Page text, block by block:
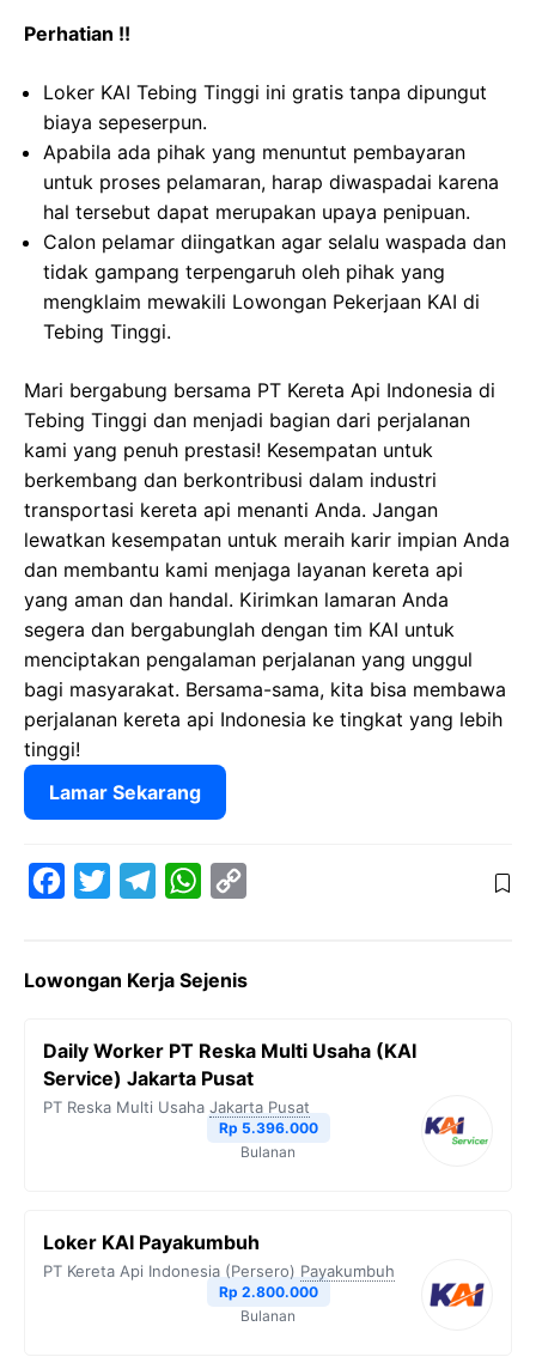
Perhatian !!
Loker KAI Tebing Tinggi ini gratis tanpa dipungut
biaya sepeserpun.
Apabila ada pihak yang menuntut pembayaran
untuk proses pelamaran, harap diwaspadai karena
hal tersebut dapat merupakan upaya penipuan.
Calon pelamar diingatkan agar selalu waspada dan
tidak gampang terpengaruh oleh pihak yang
mengklaim mewakili Lowongan Pekerjaan KAI di
Tebing Tinggi.
Mari bergabung bersama PT Kereta Api Indonesia di
Tebing Tinggi dan menjadi bagian dari perjalanan
kami yang penuh prestasi! Kesempatan untuk
berkembang dan berkontribusi dalam industri
transportasi kereta api menanti Anda. Jangan
lewatkan kesempatan untuk meraih karir impian Anda
dan membantu kami menjaga layanan kereta api
yang aman dan handal. Kirimkan lamaran Anda
segera dan bergabunglah dengan tim KAI untuk
menciptakan pengalaman perjalanan yang unggul
bagi masyarakat. Bersama-sama, kita bisa membawa
perjalanan kereta api Indonesia ke tingkat yang lebih
tinggi!
Lamar Sekarang
e
o
o
t
e
r
e
r
a
W
t
A
y
i
n
k
Lowongan Kerja Sejenis
Daily Worker PT Reska Multi Usaha (KAI
Service) Jakarta Pusat
PT Reska Multi Usaha Jakarta Pusat
Rp 5.396.000
Bulanan
Loker KAI Payakumbuh
PT Kereta Api Indonesia (Persero) Payakumbuh
Rp 2.800.000
Bulanan